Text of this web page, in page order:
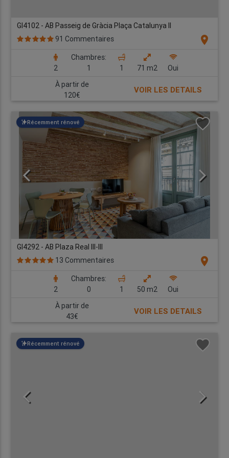
GI4102 - AB Passeig de Gràcia Plaça Catalunya II
91 Commentaires
location_on
2
Chambres:
1
1 71 m2
Oui
À partir de
120€
VOIR LES DETAILS
Récemment rénové
GI4292 - AB Plaza Real III-III
13 Commentaires
location_on
2
Chambres:
0
1 50 m2
Oui
À partir de
43€
VOIR LES DETAILS
Récemment rénové